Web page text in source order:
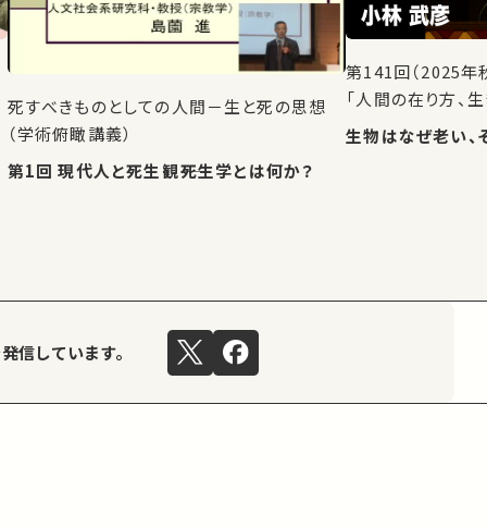
死すべきものとしての人間－生と死の思想
（学術俯瞰講義）
第1回 現代人と死生観――死生学とは何か？
第141回（2025年
「人間の在り方、
生物はなぜ老い、
信しています。